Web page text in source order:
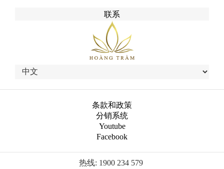
联系
条款和政策
分销系统
Youtube
Facebook
热线: 1900 234 579 